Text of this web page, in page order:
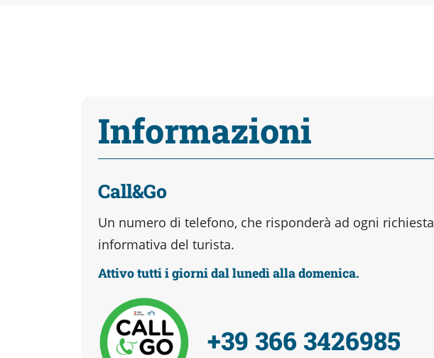
Informazioni
Call&Go
Un numero di telefono, che risponderà ad ogni richiesta
informativa del turista.
Attivo tutti i giorni dal lunedì alla domenica.
+39 366 3426985